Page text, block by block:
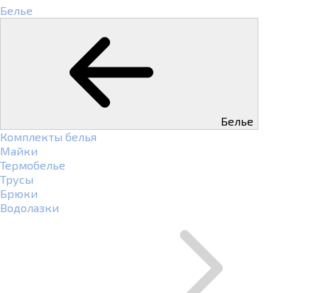
Белье
Белье
Комплекты белья
Майки
Термобелье
Трусы
Брюки
Водолазки